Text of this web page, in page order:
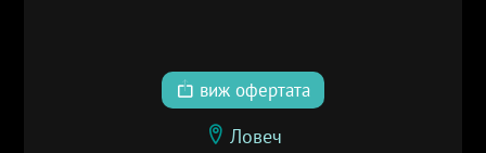
виж офертата
Ловеч